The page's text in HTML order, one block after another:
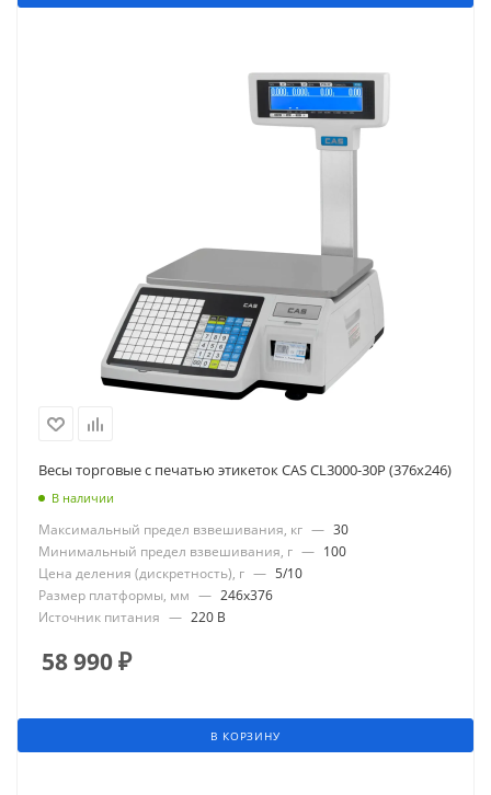
Весы торговые с печатью этикеток CAS CL3000-30P (376x246)
В наличии
Максимальный предел взвешивания, кг — 30
Минимальный предел взвешивания, г — 100
Цена деления (дискретность), г — 5/10
Размер платформы, мм — 246x376
Источник питания — 220 В
58 990₽
В КОРЗИНУ